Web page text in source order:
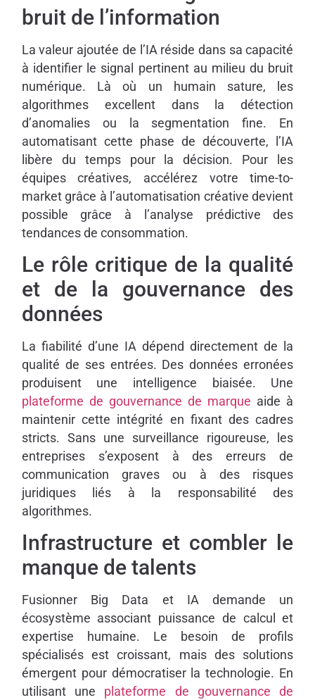
bruit de l’information
La valeur ajoutée de l’IA réside dans sa capacité
à identifier le signal pertinent au milieu du bruit
numérique. Là où un humain sature, les
algorithmes excellent dans la détection
d’anomalies ou la segmentation fine. En
automatisant cette phase de découverte, l’IA
libère du temps pour la décision. Pour les
équipes créatives, accélérez votre time-to-
market grâce à l’automatisation créative devient
possible grâce à l’analyse prédictive des
tendances de consommation.
Le rôle critique de la qualité
et de la gouvernance des
données
La fiabilité d’une IA dépend directement de la
qualité de ses entrées. Des données erronées
produisent une intelligence biaisée. Une
plateforme de gouvernance de marque aide à
maintenir cette intégrité en fixant des cadres
stricts. Sans une surveillance rigoureuse, les
entreprises s’exposent à des erreurs de
communication graves ou à des risques
juridiques liés à la responsabilité des
algorithmes.
Infrastructure et combler le
manque de talents
Fusionner Big Data et IA demande un
écosystème associant puissance de calcul et
expertise humaine. Le besoin de profils
spécialisés est croissant, mais des solutions
émergent pour démocratiser la technologie. En
utilisant une plateforme de gouvernance de